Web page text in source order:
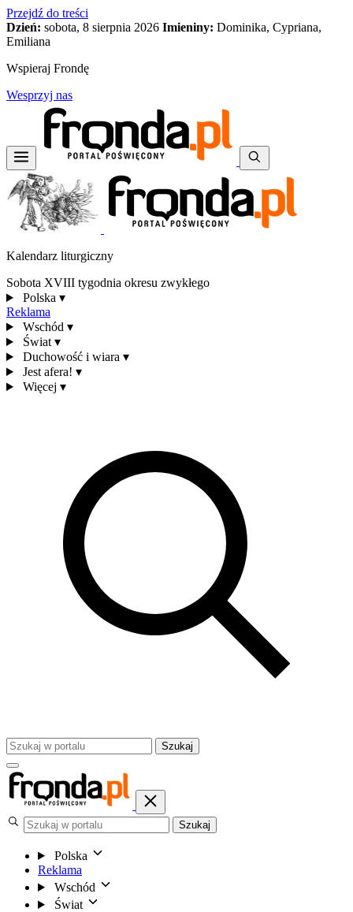
Przejdź do treści
Dzień: sobota, 8 sierpnia 2026 Imieniny: Dominika, Cypriana,
Emiliana
Wspieraj Frondę
Wesprzyj nas
Kalendarz liturgiczny
Sobota XVIII tygodnia okresu zwykłego
Polska ▾
Reklama
Wschód ▾
Świat ▾
Duchowość i wiara ▾
Jest afera! ▾
Więcej ▾
Szukaj
Szukaj
Polska
Reklama
Wschód
Świat